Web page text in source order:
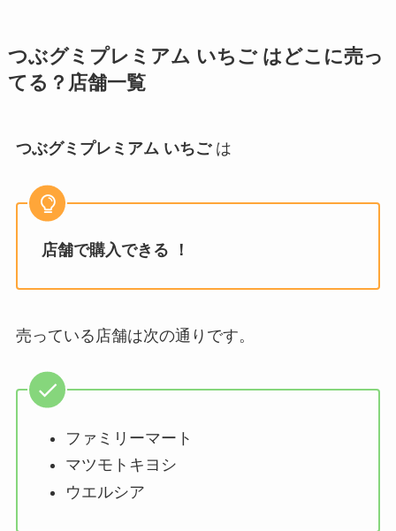
つぶグミプレミアム いちご はどこに売っ
てる？店舗一覧
つぶグミプレミアム いちご は
店舗で購入できる ！
売っている店舗は次の通りです。
ファミリーマート
マツモトキヨシ
ウエルシア